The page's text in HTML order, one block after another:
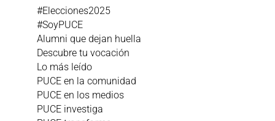
#Elecciones2025
#SoyPUCE
Alumni que dejan huella
Descubre tu vocación
Lo más leído
PUCE en la comunidad
PUCE en los medios
PUCE investiga